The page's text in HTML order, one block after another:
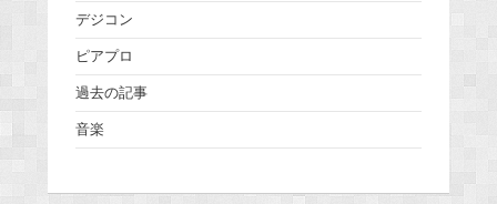
デジコン
ピアプロ
過去の記事
音楽